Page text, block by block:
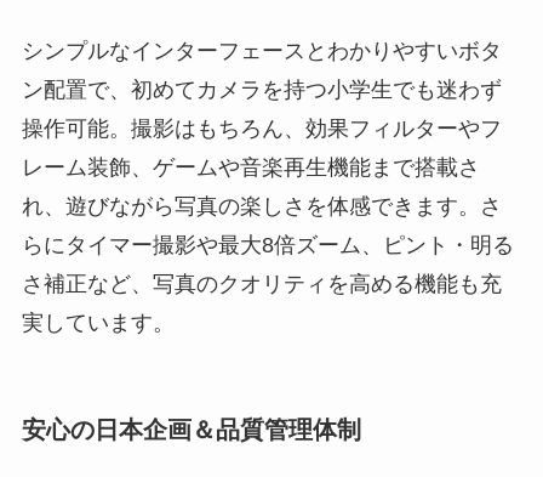
シンプルなインターフェースとわかりやすいボタ
ン配置で、初めてカメラを持つ小学生でも迷わず
操作可能。撮影はもちろん、効果フィルターやフ
レーム装飾、ゲームや音楽再生機能まで搭載さ
れ、遊びながら写真の楽しさを体感できます。さ
らにタイマー撮影や最大8倍ズーム、ピント・明る
さ補正など、写真のクオリティを高める機能も充
実しています。
安心の日本企画＆品質管理体制